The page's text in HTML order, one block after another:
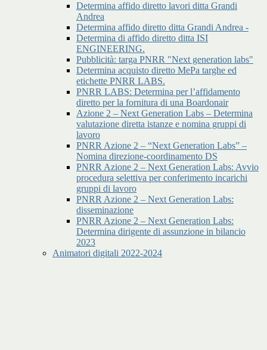
Determina affido diretto lavori ditta Grandi
Andrea
Determina affido diretto ditta Grandi Andrea -
Determina di affido diretto ditta ISI
ENGINEERING.
Pubblicità: targa PNRR "Next generation labs"
Determina acquisto diretto MePa targhe ed
etichette PNRR LABS.
PNRR LABS: Determina per l’affidamento
diretto per la fornitura di una Boardonair
Azione 2 – Next Generation Labs – Determina
valutazione diretta istanze e nomina gruppi di
lavoro
PNRR Azione 2 – “Next Generation Labs” –
Nomina direzione-coordinamento DS
PNRR Azione 2 – Next Generation Labs: Avvio
procedura selettiva per conferimento incarichi
gruppi di lavoro
PNRR Azione 2 – Next Generation Labs:
disseminazione
PNRR Azione 2 – Next Generation Labs:
Determina dirigente di assunzione in bilancio
2023
Animatori digitali 2022-2024